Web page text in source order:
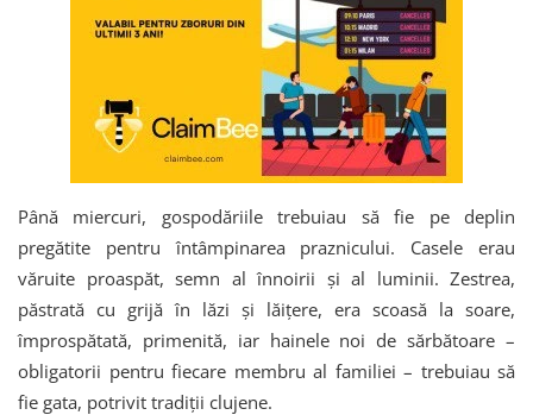
Până miercuri, gospodăriile trebuiau să fie pe deplin
pregătite pentru întâmpinarea praznicului. Casele erau
văruite proaspăt, semn al înnoirii și al luminii. Zestrea,
păstrată cu grijă în lăzi și lăițere, era scoasă la soare,
împrospătată, primenită, iar hainele noi de sărbătoare –
obligatorii pentru fiecare membru al familiei – trebuiau să
fie gata, potrivit tradiții clujene.